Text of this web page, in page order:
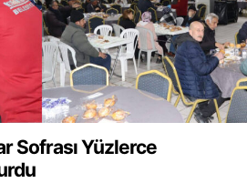
Sofrası Yüzlerce